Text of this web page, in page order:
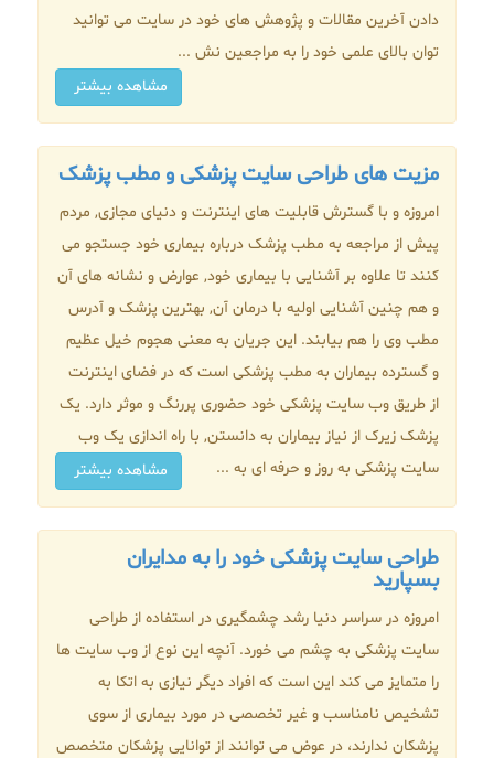
دادن آخرین مقالات و پژوهش های خود در سایت می توانید
توان بالای علمی خود را به مراجعین نش ...
مشاهده بیشتر
مزیت های طراحی سایت پزشکی و مطب پزشک
امروزه و با گسترش قابلیت های اینترنت و دنیای مجازی, مردم
پیش از مراجعه به مطب پزشک درباره بیماری خود جستجو می
کنند تا علاوه بر آشنایی با بیماری خود, عوارض و نشانه های آن
و هم چنین آشنایی اولیه با درمان آن, بهترین پزشک و آدرس
مطب وی را هم بیابند. این جریان به معنی هجوم خیل عظیم
و گسترده بیماران به مطب پزشکی است که در فضای اینترنت
از طریق وب سایت پزشکی خود حضوری پررنگ و موثر دارد. یک
پزشک زیرک از نیاز بیماران به دانستن, با راه اندازی یک وب
سایت پزشکی به روز و حرفه ای به ...
مشاهده بیشتر
طراحی سایت پزشکی خود را به مدایران
بسپارید
امروزه در سراسر دنیا رشد چشمگیری در استفاده از طراحی
سایت پزشکی به چشم می خورد. آنچه این نوع از وب سایت ها
را متمایز می کند این است که افراد دیگر نیازی به اتکا به
تشخیص نامناسب و غیر تخصصی در مورد بیماری از سوی
پزشکان ندارند، در عوض می توانند از توانایی پزشکان متخصص